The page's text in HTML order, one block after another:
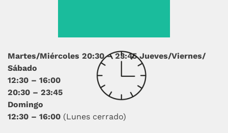
Martes/Miércoles 20:30 – 23:45 Jueves/Viernes/
Sábado
12:30 – 16:00
20:30 – 23:45
Domingo
12:30 – 16:00 (Lunes cerrado)